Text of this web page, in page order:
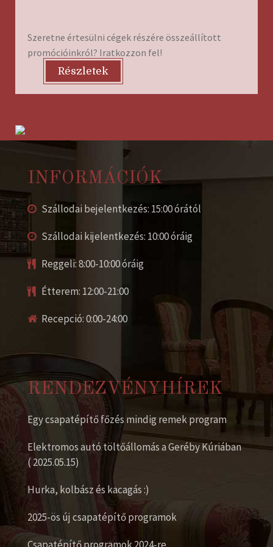
Szeretne értesülni cégek részére összeállított
promócióinkról? Iratkozzon fel!
Részletek
INFORMÁCIÓK
Szállodai bejelentkezés: 15:00 órától
Szállodai kijelentkezés: 10:00 óráig
Reggeli: 8:00-10:00 óráig
Étterem: 12:00-21:00
Recepció: 0:00-24:00
RENDEZVÉNYHÍREK
Egy csapatépítő főzés mindig remek program
Elektromos autó töltőállomás a Geréby Kúriában
( 2025.05.15)
Hurka, kolbász és kacagás :)
2025-ös új csapatépítő programok